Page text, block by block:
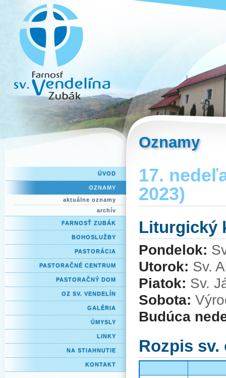
ÚVOD
OZNAMY
aktuálne oznamy
archív
FARNOSŤ ZUBÁK
BOHOSLUŽBY
PASTORÁCIA
PASTORAČNÉ CENTRUM
PASTORAČNÝ DOM
OZ SV. VENDELÍN
GALÉRIA
ÚMYSLY
LINKY
NA STIAHNUTIE
KONTAKT
Oznamy
17.
2023)
Liturgický
Pondelok:
Utorok: Sv.
Piatok: Sv.
Sobota:
Budúca
Rozpis sv.